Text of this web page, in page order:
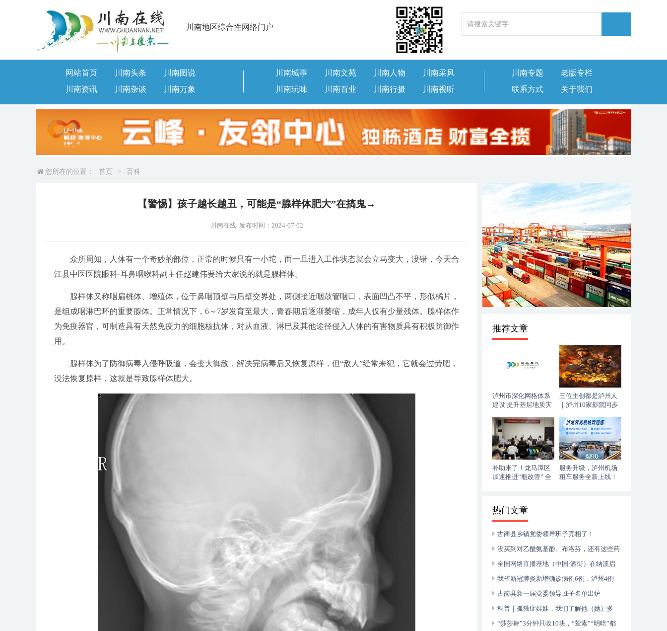
川南地区综合性网络门户
网站首页 川南头条
川南图说
川南资讯
川南杂谈 川南万象
川南城事 川南文苑 川南人物
川南采风
川南玩味
川南百业 川南行摄 川南视听
川南专题
老版专栏
联系方式
关于我们
您所在的位置： 首页 > 百科
【警惕】孩子越长越丑，可能是“腺样体肥大”在搞鬼→
川南在线 发布时间：2024-07-02
众所周知，人体有一个奇妙的部位，正常的时候只有一小坨，而一旦进入工作状态就会立马变大，没错，今天合
江县中医医院眼科·耳鼻咽喉科副主任赵建伟要给大家说的就是腺样体。
腺样体又称咽扁桃体、增殖体，位于鼻咽顶壁与后壁交界处，两侧接近咽鼓管咽口，表面凹凸不平，形似橘片，
是组成咽淋巴环的重要腺体。正常情况下，6～7岁发育至最大，青春期后逐渐萎缩，成年人仅有少量残体。腺样体作
为免疫器官，可制造具有天然免疫力的细胞核抗体，对从血液、淋巴及其他途径侵入人体的有害物质具有积极防御作
用。
腺样体为了防御病毒入侵呼吸道，会变大御敌，解决完病毒后又恢复原样，但“敌人”经常来犯，它就会过劳肥，
没法恢复原样，这就是导致腺样体肥大。
推荐文章
泸州市深化网格体系
建设 提升基层地质灾
三位主创都是泸州人
｜泸州10家影院同步
今日登陆全国院线
补助来了！龙马潭区
加速推进“瓶改管” 全
服务升级，泸州机场
租车服务全新上线！
热门文章
古蔺县乡镇党委领导班子亮相了！
没买到对乙酰氨基酚、布洛芬，还有这些药
可以临时替代
全国网络直播基地（中国·酒街）在纳溪启
动运行
我省新冠肺炎新增确诊病例6例，泸州4例
古蔺县新一届党委领导班子名单出炉
科普｜孤独症娃娃，我们了解他（她）多
少？
“莎莎舞”3分钟只收10块，“荤素”“明暗”都